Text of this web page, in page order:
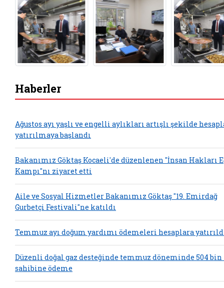
Haberler
Ağustos ayı yaşlı ve engelli aylıkları artışlı şekilde
yatırılmaya başlandı
Bakanımız Göktaş Kocaeli'de düzenlenen "İnsan Hakları
Kampı"nı ziyaret etti
Aile ve Sosyal Hizmetler Bakanımız Göktaş "19. Emirdağ
Gurbetçi Festivali"ne katıldı
Temmuz ayı doğum yardımı ödemeleri hesaplara
Düzenli doğal gaz desteğinde temmuz döneminde 504
sahibine ödeme